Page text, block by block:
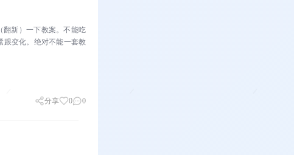
翻新）一下教案。不能吃
跟变化。绝对不能一套教
分享 0 0